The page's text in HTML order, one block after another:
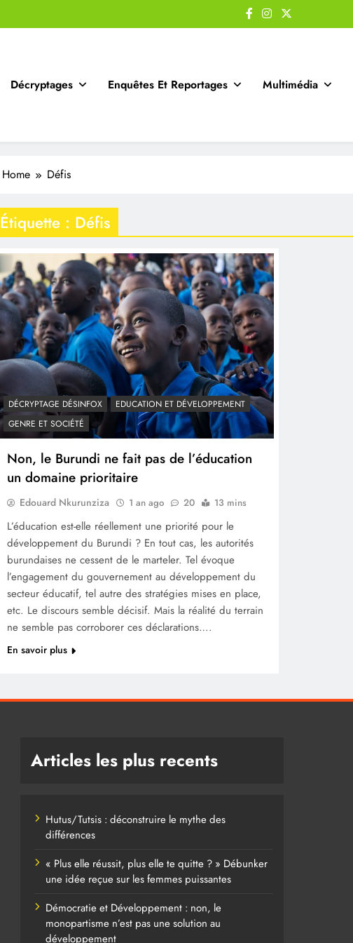
Décryptages Enquêtes Et Reportages Multimédia
Home Défis
Étiquette : Défis
DÉCRYPTAGE DÉSINFOX
EDUCATION ET DÉVELOPPEMENT
GENRE ET SOCIÉTÉ
Non, le Burundi ne fait pas de l’éducation
un domaine prioritaire
Edouard Nkurunziza 1 an ago 20 13 mins
L’éducation est-elle réellement une priorité pour le
développement du Burundi ? En tout cas, les autorités
burundaises ne cessent de le marteler. Tel évoque
l’engagement du gouvernement au développement du
secteur éducatif, tel autre des stratégies mises en place,
etc. Le discours semble décisif. Mais la réalité du terrain
ne semble pas corroborer ces déclarations….
En savoir plus
Articles les plus recents
Hutus/Tutsis : déconstruire le mythe des
différences
« Plus elle réussit, plus elle te quitte ? » Débunker
une idée reçue sur les femmes puissantes
Démocratie et Développement : non, le
monopartisme n’est pas une solution au
développement